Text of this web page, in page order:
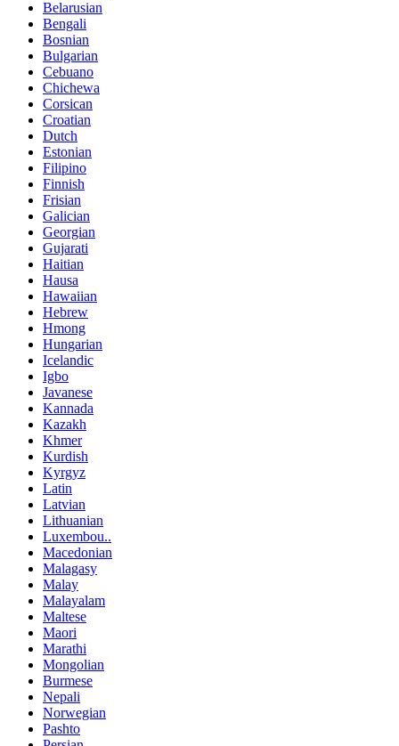
Belarusian
Bengali
Bosnian
Bulgarian
Cebuano
Chichewa
Corsican
Croatian
Dutch
Estonian
Filipino
Finnish
Frisian
Galician
Georgian
Gujarati
Haitian
Hausa
Hawaiian
Hebrew
Hmong
Hungarian
Icelandic
Igbo
Javanese
Kannada
Kazakh
Khmer
Kurdish
Kyrgyz
Latin
Latvian
Lithuanian
Luxembou..
Macedonian
Malagasy
Malay
Malayalam
Maltese
Maori
Marathi
Mongolian
Burmese
Nepali
Norwegian
Pashto